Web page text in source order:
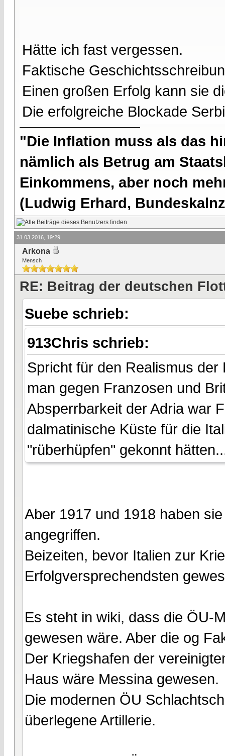
Hätte ich fast vergessen.
Faktische
Einen großen Erfolg kann sie
Die erfolgreiche Blockade
"Die Inflation muss als das
nämlich als Betrug am
Einkommens, aber noch
(Ludwig Erhard,
31.03.2016, 19:29
Arkona
Mensch
RE: Beitrag der deutschen
Suebe schrieb:
913Chris schrieb:
Spricht für den Realismus
man gegen Franzosen und
Absperrbarkeit der Adria war
dalmatinische Küste für die
"rüberhüpfen" gekonnt
Aber 1917 und 1918 haben
angegriffen.
Beizeiten, bevor Italien zur
Erfolgversprechendsten
Es steht in wiki, dass die ÖU-
gewesen wäre. Aber die og
Der Kriegshafen der
Haus wäre Messina gewesen.
Die modernen ÖU
überlegene Artillerie.